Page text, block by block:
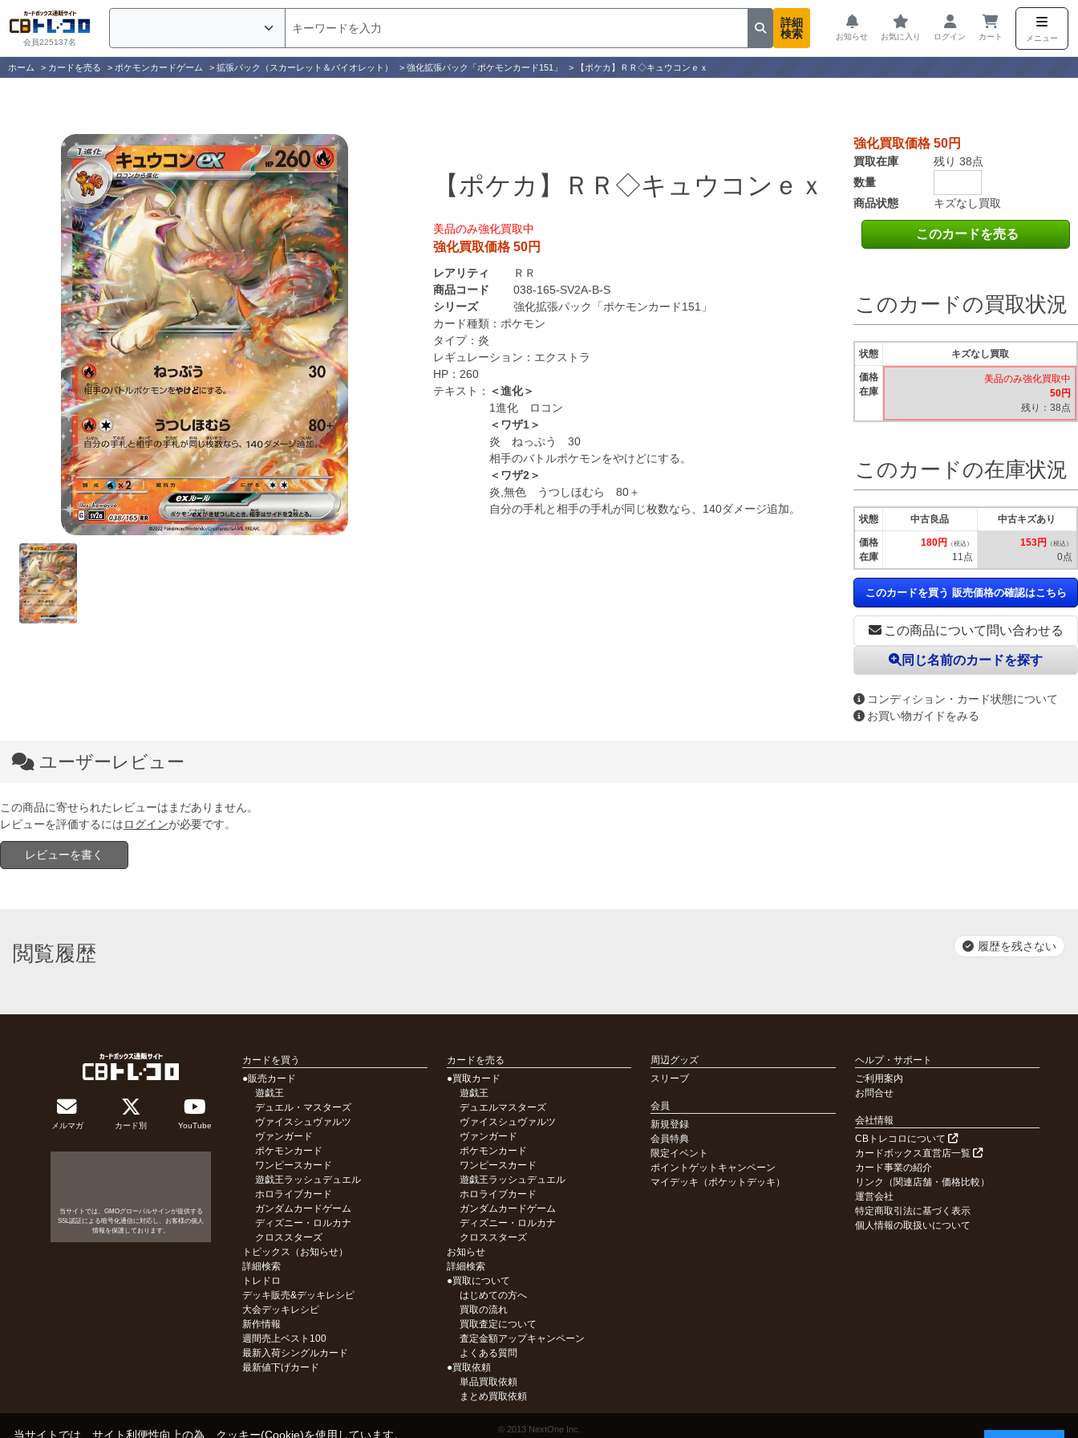
会員225137名
詳細
検索
お知らせ お気に入り ログイン カート メニュー
ホーム > カードを売る > ポケモンカードゲーム > 拡張パック（スカーレット＆バイオレット） > 強化拡張パック「ポケモンカード151」 > 【ポケカ】ＲＲ◇キュウコンｅｘ
【ポケカ】ＲＲ◇キュウコンｅｘ
美品のみ強化買取中
強化買取価格 50円
レアリティ
ＲＲ
商品コード
038-165-SV2A-B-S
シリーズ
強化拡張パック「ポケモンカード151」
カード種類： ポケモン
タイプ： 炎
レギュレーション： エクストラ
HP： 260
テキスト： ＜進化＞
1進化 ロコン
＜ワザ1＞
炎 ねっぷう 30
相手のバトルポケモンをやけどにする。
＜ワザ2＞
炎,無色 うつしほむら 80＋
自分の手札と相手の手札が同じ枚数なら、140ダメージ追加。
強化買取価格 50円
商品状態 キズなし買取
買取在庫
残り 38点
数量
このカードを売る
この商品について問い合わせる
同じ名前のカードを探す
コンディション・カード状態について
お買い物ガイドをみる
このカードの買取状況
状態
価格
在庫
キズなし買取
美品のみ強化買取中
50円
残り：38点
このカードの在庫状況
状態
価格
在庫
中古良品
180円 （税込）
11点
中古キズあり
153円 （税込）
0点
このカードを買う 販売価格の確認はこちら
ユーザーレビュー
この商品に寄せられたレビューはまだありません。
レビューを評価するにはログインが必要です。
レビューを書く
閲覧履歴 履歴を残さない
メルマガ カード別 YouTube
当サイトでは、GMOグローバルサインが提供する
SSL認証による暗号化通信に対応し、お客様の個人
情報を保護しております。
カードを買う
●販売カード
遊戯王
デュエル・マスターズ
ヴァイスシュヴァルツ
ヴァンガード
ポケモンカード
ワンピースカード
遊戯王ラッシュデュエル
ホロライブカード
ガンダムカードゲーム
ディズニー・ロルカナ
クロススターズ
トピックス（お知らせ）
詳細検索
トレドロ
デッキ販売&デッキレシピ
大会デッキレシピ
新作情報
週間売上ベスト100
最新入荷シングルカード
最新値下げカード
カードを売る
●買取カード
遊戯王
デュエルマスターズ
ヴァイスシュヴァルツ
ヴァンガード
ポケモンカード
ワンピースカード
遊戯王ラッシュデュエル
ホロライブカード
ガンダムカードゲーム
ディズニー・ロルカナ
クロススターズ
お知らせ
詳細検索
●買取について
はじめての方へ
買取の流れ
買取査定について
査定金額アップキャンペーン
よくある質問
●買取依頼
単品買取依頼
まとめ買取依頼
周辺グッズ
スリーブ
会員
新規登録
会員特典
限定イベント
ポイントゲットキャンペーン
マイデッキ（ポケットデッキ）
ヘルプ・サポート
ご利用案内
お問合せ
会社情報
CBトレコロについて
カードボックス直営店一覧
カード事業の紹介
リンク（関連店舗・価格比較）
運営会社
特定商取引法に基づく表示
個人情報の取扱いについて
© 2013 NextOne Inc.
当サイトでは、サイト利便性向上の為、クッキー(Cookie)を使用しています。